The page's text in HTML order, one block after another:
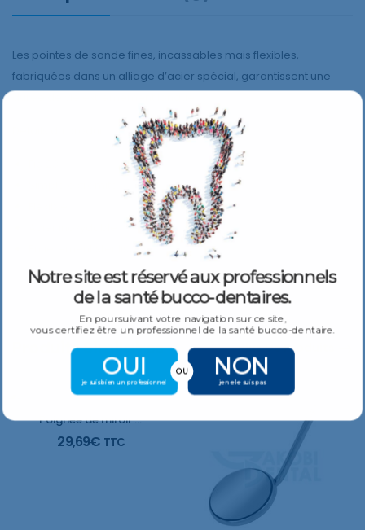
Les pointes de sonde fines, incassables mais flexibles,
fabriquées dans un alliage d’acier spécial, garantissent une
Entièrement stérilisable
Produits Similaires Plus De Produits
Poignée de miroir dentaire MHE 8
29,69€ TTC
Notre site est réservé aux professionnels
de la santé bucco-dentaires.
En poursuivant votre navigation sur ce site,
vous certifiez être un professionnel de la santé bucco-dentaire.
OUI
je suis bien un professionnel
NON
je ne le suis pas
OU